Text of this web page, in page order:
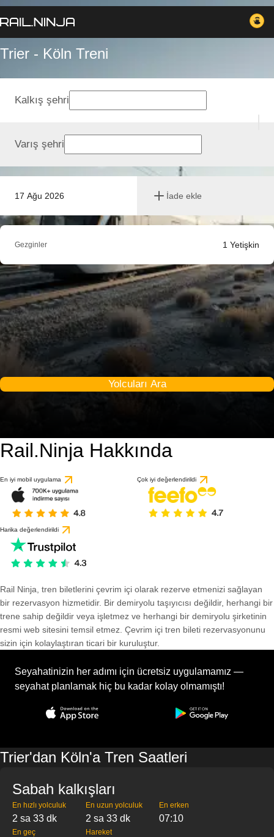
Trier - Köln Treni
17 Ağu 2026 İade ekle
Kalkış şehri
Varış şehri
Gezginler 1 Yetişkin
Yolcuları Ara
Rail.Ninja Hakkında
En iyi mobil uygulama Çok iyi değerlendirildi
Harika değerlendirildi
Rail Ninja, tren biletlerini çevrim içi olarak rezerve etmenizi sağlayan
bir rezervasyon hizmetidir. Bir demiryolu taşıyıcısı değildir, herhangi bir
trene sahip değildir veya işletmez ve herhangi bir demiryolu şirketinin
resmi web sitesini temsil etmez. Çevrim içi tren bileti rezervasyonunu
sizin için kolaylaştıran ticari bir kuruluştur.
Seyahatinizin her adımı için ücretsiz uygulamamız —
seyahat planlamak hiç bu kadar kolay olmamıştı!
Trier'dan Köln'a Tren Saatleri
Sabah kalkışları
En hızlı yolculuk
2 sa 33 dk
En uzun yolculuk
2 sa 33 dk
En erken
07:10
En geç Hareket